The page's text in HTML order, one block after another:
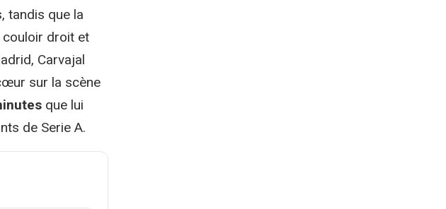
tandis que la
couloir droit et
Carvajal
sur la scène
que lui
de Serie A.